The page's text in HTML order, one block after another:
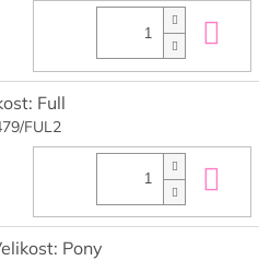
Full
FUL2
Pony